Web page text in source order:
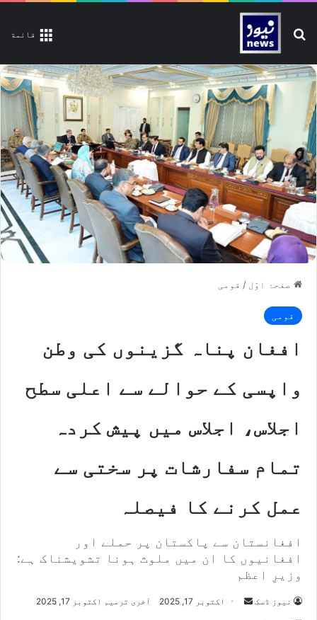
قائمة تلاش کیجیے
صفحۂ اوّل / قومی
قومی
افغان پناہ گزینوں کی وطن
واپسی کے حوالے سے اعلی سطح
اجلاس، اجلاس میں پیش کردہ
تمام سفارشات پر سختی سے
عمل کرنے کا فیصلہ
افغانستان سے پاکستان پر حملے اور
افغانیوں کا ان میں ملوث ہونا تشویشناک ہے:
وزیرِ اعظم
نیوز ڈسک اکتوبر 17, 2025 آخری ترمیم اکتوبر 17, 2025